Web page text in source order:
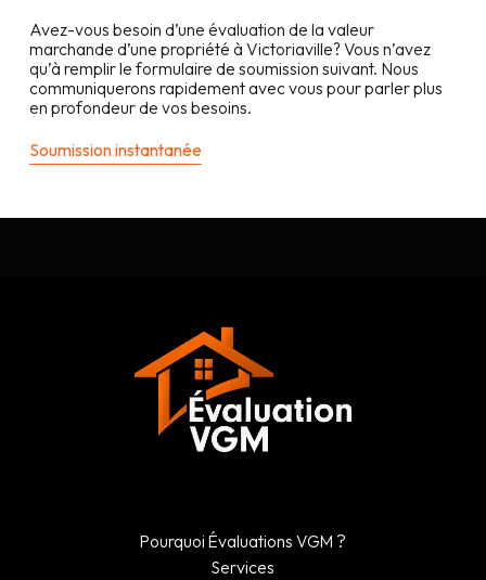
Avez-vous besoin d’une évaluation de la valeur
marchande d’une propriété à Victoriaville? Vous n’avez
qu’à remplir le formulaire de soumission suivant. Nous
communiquerons rapidement avec vous pour parler plus
en profondeur de vos besoins.
Soumission instantanée
Pourquoi Évaluations VGM ?
Services